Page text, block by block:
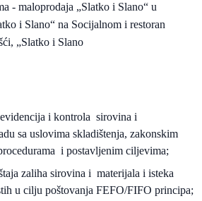
- maloprodaja „Slatko i Slano“ u
i Slano“ na Socijalnom i restoran
„Slatko i Slano
i kontrola sirovina i
sa uslovima skladištenja, zakonskim
i postavljenim ciljevima;
zaliha sirovina i materijala i isteka
u cilju poštovanja FEFO/FIFO principa;